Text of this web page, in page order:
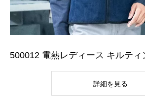
500012 電熱レディース キルティ
詳細を見る